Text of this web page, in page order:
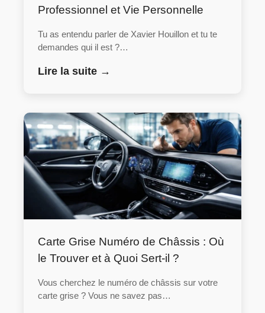
Professionnel et Vie Personnelle
Tu as entendu parler de Xavier Houillon et tu te
demandes qui il est ?…
Lire la suite →
Carte Grise Numéro de Châssis : Où
le Trouver et à Quoi Sert-il ?
Vous cherchez le numéro de châssis sur votre
carte grise ? Vous ne savez pas…